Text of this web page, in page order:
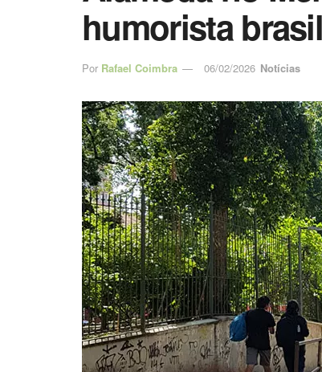
humorista
Por Rafael Coimbra 06/02/2026 Notícias